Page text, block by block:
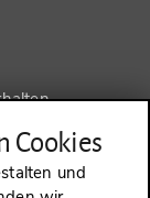
SENDEN
Cookies
und